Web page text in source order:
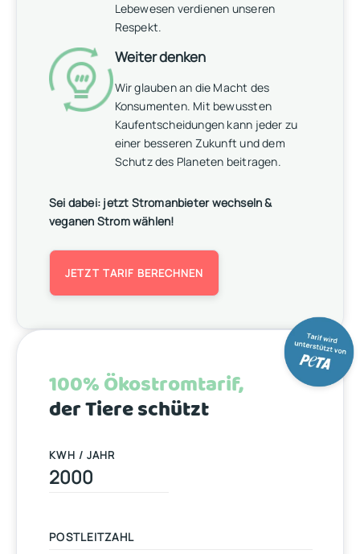
Lebewesen verdienen unseren
Respekt.
Weiter denken
Wir glauben an die Macht des
Konsumenten. Mit bewussten
Kaufentscheidungen kann jeder zu
einer besseren Zukunft und dem
Schutz des Planeten beitragen.
Sei dabei: jetzt Stromanbieter wechseln &
veganen Strom wählen!
JETZT TARIF BERECHNEN
100% Ökostromtarif,
der Tiere schützt
KWH / JAHR